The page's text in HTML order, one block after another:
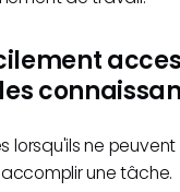
lorsqu'ils ne
accomplir une tâche.